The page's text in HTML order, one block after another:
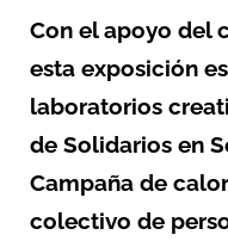
Con el apoyo del
esta exposición
laboratorios
de Solidarios en
Campaña de
colectivo de